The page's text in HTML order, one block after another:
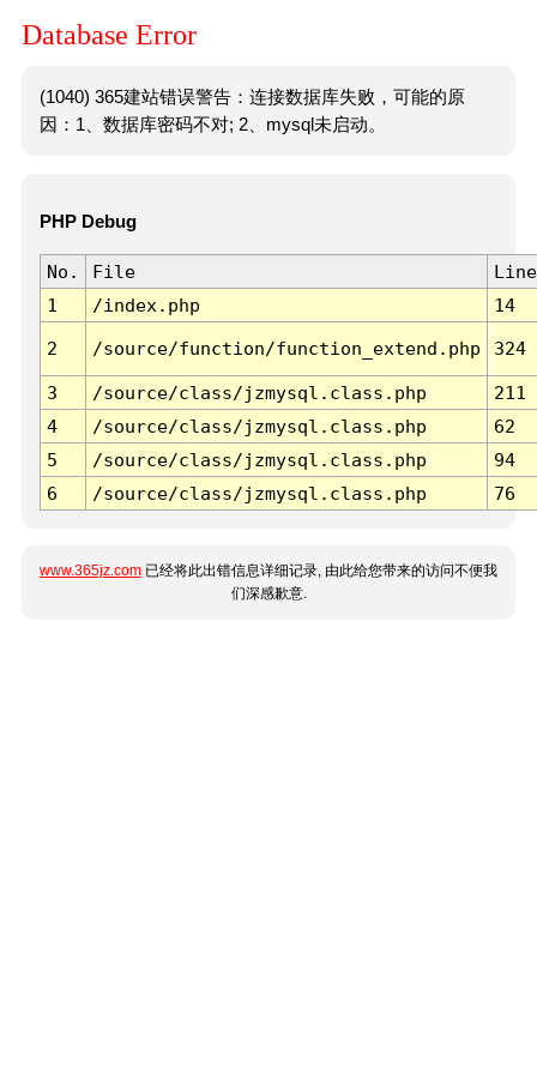
Database Error
(1040) 365建站错误警告：连接数据库失败，可能的原
因：1、数据库密码不对; 2、mysql未启动。
PHP Debug
No. File
Line
1
/index.php 14
2 /source/function/function_extend.php 324
3 /source/class/jzmysql.class.php
211
4
/source/class/jzmysql.class.php
62
5
/source/class/jzmysql.class.php
94
6
/source/class/jzmysql.class.php 76
www.365jz.com 已经将此出错信息详细记录, 由此给您带来的访问不便我
们深感歉意.